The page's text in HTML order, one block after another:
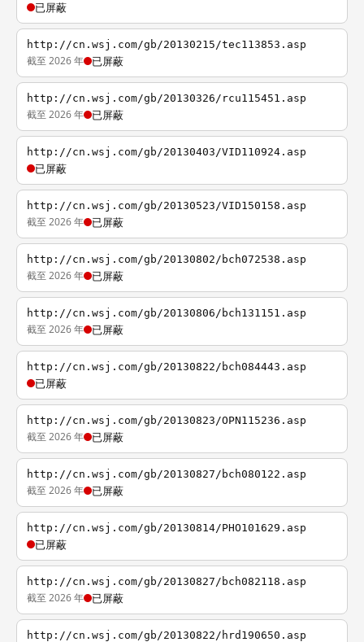
已屏蔽
http://cn.wsj.com/gb/20130215/tec113853.asp
截至 2026 年 已屏蔽
http://cn.wsj.com/gb/20130326/rcu115451.asp
截至 2026 年 已屏蔽
http://cn.wsj.com/gb/20130403/VID110924.asp
已屏蔽
http://cn.wsj.com/gb/20130523/VID150158.asp
截至 2026 年 已屏蔽
http://cn.wsj.com/gb/20130802/bch072538.asp
截至 2026 年 已屏蔽
http://cn.wsj.com/gb/20130806/bch131151.asp
截至 2026 年 已屏蔽
http://cn.wsj.com/gb/20130822/bch084443.asp
已屏蔽
http://cn.wsj.com/gb/20130823/OPN115236.asp
截至 2026 年 已屏蔽
http://cn.wsj.com/gb/20130827/bch080122.asp
截至 2026 年 已屏蔽
http://cn.wsj.com/gb/20130814/PHO101629.asp
已屏蔽
http://cn.wsj.com/gb/20130827/bch082118.asp
截至 2026 年 已屏蔽
http://cn.wsj.com/gb/20130822/hrd190650.asp